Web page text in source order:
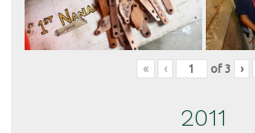
« ‹ of3 ›
2011